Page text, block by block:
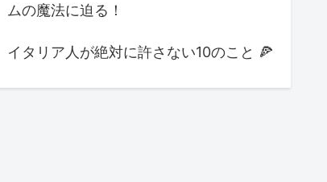
ムの魔法に迫る！
イタリア人が絶対に許さない10のこと 🍕